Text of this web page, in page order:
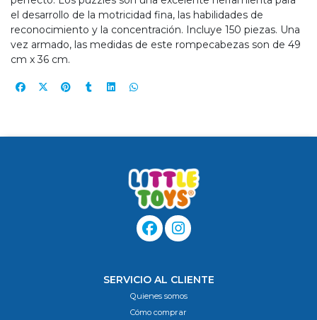
el desarrollo de la motricidad fina, las habilidades de
reconocimiento y la concentración. Incluye 150 piezas. Una
vez armado, las medidas de este rompecabezas son de 49
cm x 36 cm.
SERVICIO AL CLIENTE
Quienes somos
Cómo comprar